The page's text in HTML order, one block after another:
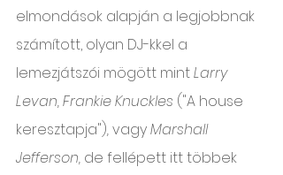
elmondások alapján a legjobbnak
számított, olyan DJ-kkel a
lemezjátszói mögött mint Larry
Levan, Frankie Knuckles ("A house
keresztapja"), vagy Marshall
Jefferson, de fellépett itt többek